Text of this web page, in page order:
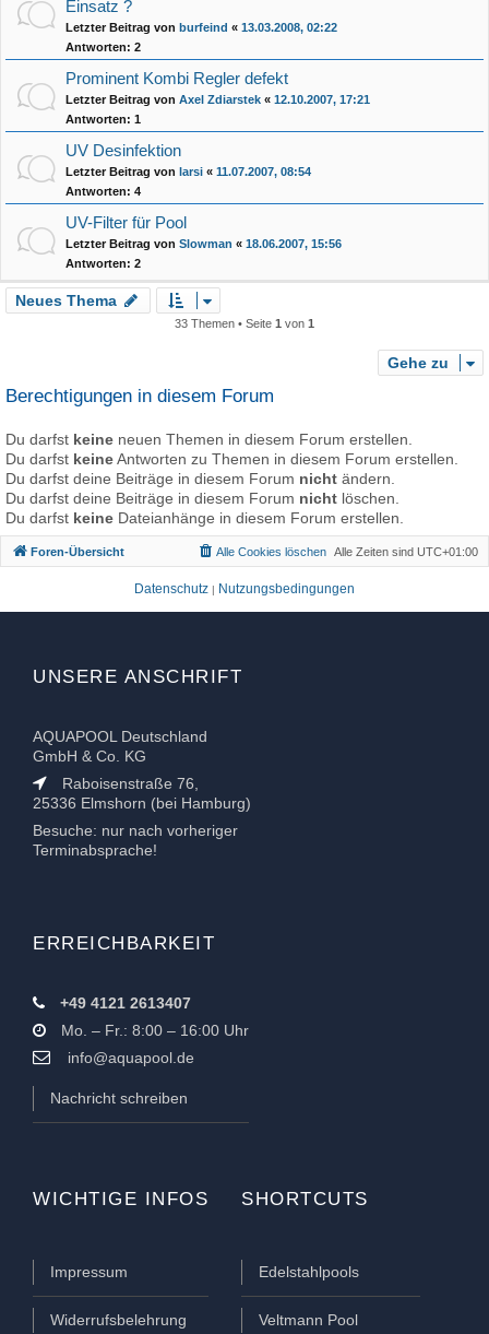
Einsatz ?
Letzter Beitrag von burfeind « 13.03.2008, 02:22
Antworten: 2
Prominent Kombi Regler defekt
Letzter Beitrag von Axel Zdiarstek « 12.10.2007, 17:21
Antworten: 1
UV Desinfektion
Letzter Beitrag von larsi « 11.07.2007, 08:54
Antworten: 4
UV-Filter für Pool
Letzter Beitrag von Slowman « 18.06.2007, 15:56
Antworten: 2
Neues Thema
33 Themen • Seite 1 von 1
Gehe zu
Berechtigungen in diesem Forum
Du darfst keine neuen Themen in diesem Forum erstellen.
Du darfst keineAntworten zu Themen in diesem Forum erstellen.
Du darfst deine Beiträge in diesem Forum nicht ändern.
Du darfst deine Beiträge in diesem Forum nicht löschen.
Du darfst keine Dateianhänge in diesem Forum erstellen.
Foren-Übersicht Alle Zeiten sind UTC+01:00
Alle Cookies löschen
Datenschutz | Nutzungsbedingungen
UNSERE ANSCHRIFT
AQUAPOOL Deutschland
GmbH & Co. KG
Raboisenstraße 76,
25336 Elmshorn (bei Hamburg)
Besuche: nur nach vorheriger
Terminabsprache!
ERREICHBARKEIT
+49 4121 2613407
Mo. – Fr.: 8:00 – 16:00 Uhr
info@aquapool.de
Nachricht schreiben
WICHTIGE INFOS
Impressum
Widerrufsbelehrung
SHORTCUTS
Edelstahlpools
Veltmann Pool